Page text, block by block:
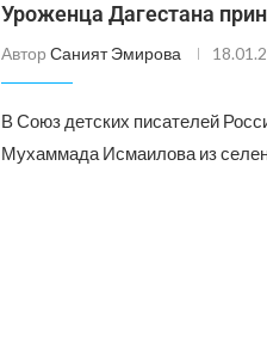
Уроженца Дагестана
Автор Саният Эмирова
В Союз детских писателей
Мухаммада Исмаилова из